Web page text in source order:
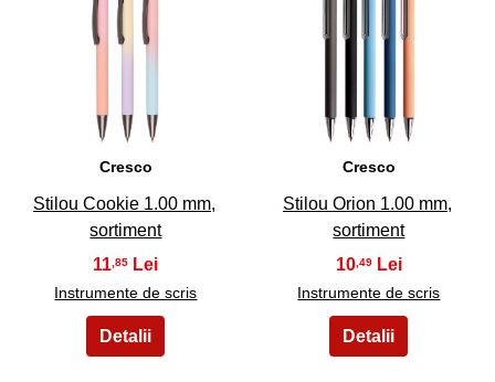
Cresco
Stilou Cookie 1.00 mm,
sortiment
11 ,85
Instrumente de scris
Cresco
Stilou Orion 1.00 mm,
sortiment
10,49
Instrumente de scris